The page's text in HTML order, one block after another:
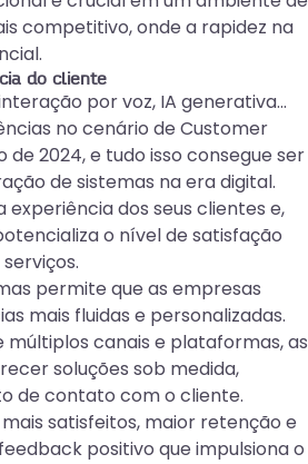
competitivo, onde a rapidez na
do cliente
por voz, IA generativa…
no cenário de Customer
de 2024, e tudo isso consegue ser
de sistemas na era digital.
experiência dos seus clientes e,
o nível de satisfação
permite que as empresas
mais fluidas e personalizadas.
canais e plataformas, as
soluções sob medida,
de contato com o cliente.
satisfeitos, maior retenção e
positivo que impulsiona o